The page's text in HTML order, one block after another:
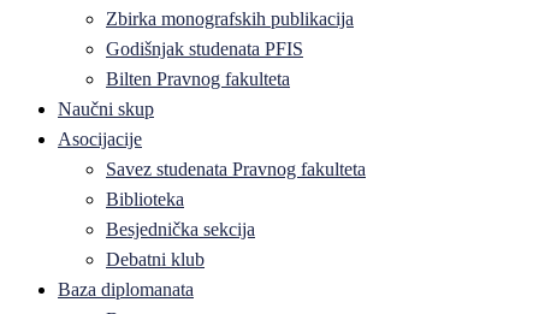
Zbirka monografskih publikacija
Godišnjak studenata PFIS
Bilten Pravnog fakulteta
Naučni skup
Asocijacije
Savez studenata Pravnog fakulteta
Biblioteka
Besjednička sekcija
Debatni klub
Baza diplomanata